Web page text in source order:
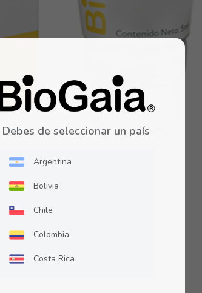
Debes de seleccionar un país
Argentina
Bolivia
Chile
Colombia
Costa Rica